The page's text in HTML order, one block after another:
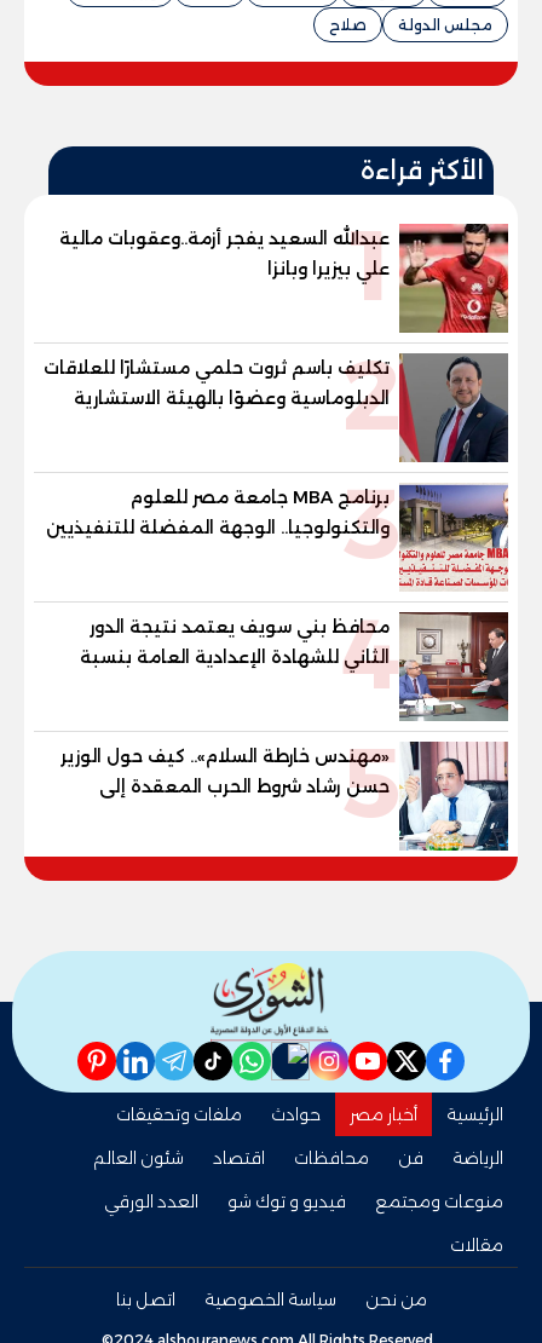
مجلس الدولة
صلاح
الأكثر قراءة
1
عبدالله السعيد يفجر أزمة..وعقوبات مالية
علي بيزيرا وبانزا
2
تكليف باسم ثروت حلمي مستشارًا للعلاقات
الدبلوماسية وعضوًا بالهيئة الاستشارية
العليا لمنظمة «جاد جمينت يوإن»
3
برنامج MBA جامعة مصر للعلوم
والتكنولوجيا.. الوجهة المفضلة للتنفيذيين
وقيادات المؤسسات لصناعة قادة
4
محافظ بني سويف يعتمد نتيجة الدور
الثاني للشهادة الإعدادية العامة بنسبة
والنور للمكفوفين
5
«مهندس خارطة السلام».. كيف حول الوزير
حسن رشاد شروط الحرب المعقدة إلى
"خارطة طريق" للانسحاب والإعمار؟
facebook
twitter
youtube
instagram
nabd
whatsapp
tiktok
telegram
linkedin
pinterest
الرئيسية أخبار مصر حوادث
ملفات وتحقيقات
الرياضة
فن محافظات اقتصاد
شئون العالم
منوعات ومجتمع
فيديو و توك شو
العدد الورقي
مقالات
من نحن سياسة الخصوصية اتصل بنا